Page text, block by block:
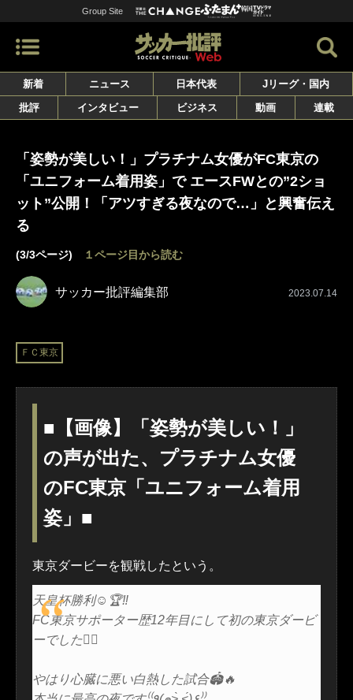
Group Site
新着 ニュース 日本代表
Jリーグ・国内
批評
インタビュー ビジネス 動画 連載
「姿勢が美しい！」プラチナム女優がFC東京の
「ユニフォーム着用姿」で エースFWとの”2ショ
ット”公開！「アツすぎる夜なので…」と興奮伝え
る
(3/3ページ) １ページ目から読む
サッカー批評編集部 2023.07.14
ＦＣ東京
■【画像】「姿勢が美しい！」
の声が出た、プラチナム女優
のFC東京「ユニフォーム着用
姿」■
東京ダービーを観戦したという。
天皇杯勝利☺️🏆‼️
FC東京サポーター歴12年目にして初の東京ダービ
ーでした❤️‍🔥
やはり心臓に悪い白熱した試合🏟️🔥